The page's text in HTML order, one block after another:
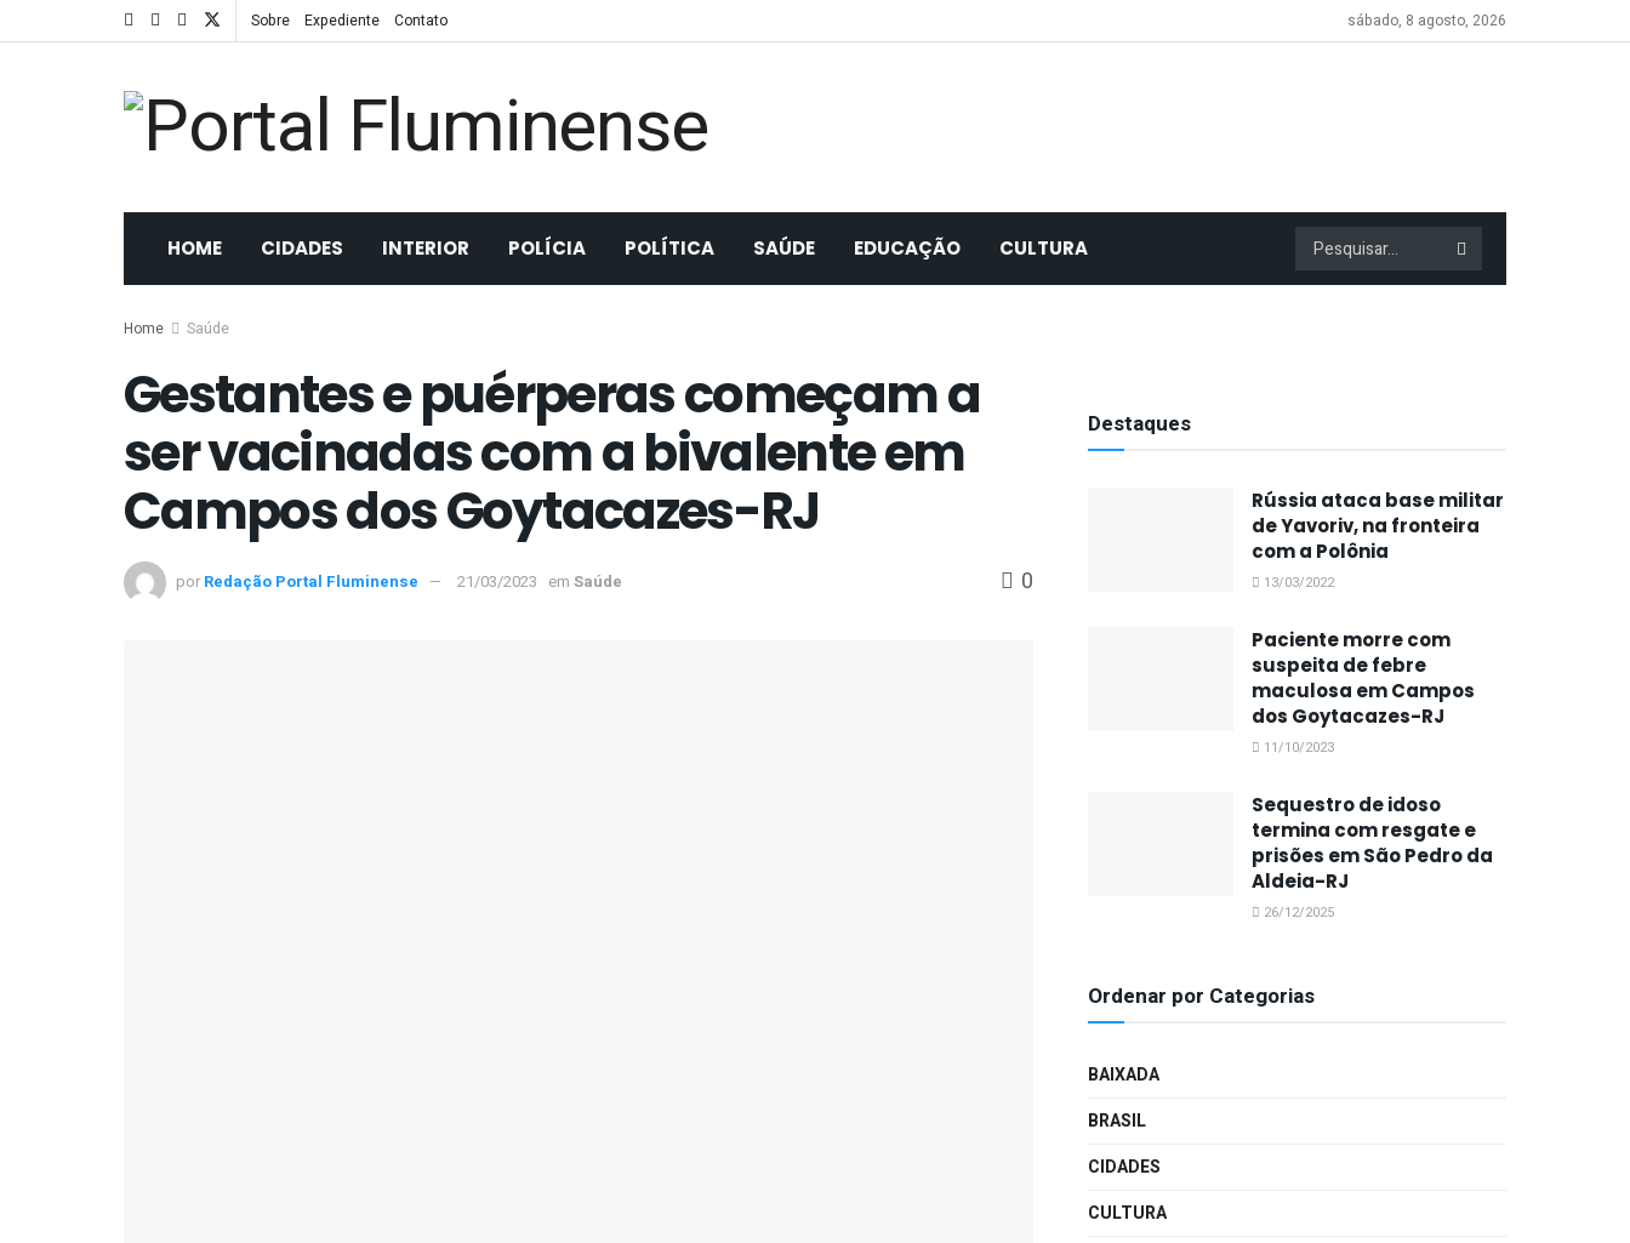
Sobre Expediente Contato sábado, 8 agosto, 2026
HOME CIDADES INTERIOR POLÍCIA POLÍTICA SAÚDE EDUCAÇÃO CULTURA
Home Saúde
Gestantes e puérperas começam a
ser vacinadas com a bivalente em
Campos dos Goytacazes-RJ
por Redação Portal Fluminense 21/03/2023 em Saúde 0
Destaques
Rússia ataca base militar
de Yavoriv, na fronteira
com a Polônia
13/03/2022
Paciente morre com
suspeita de febre
maculosa em Campos
dos Goytacazes-RJ
11/10/2023
Sequestro de idoso
termina com resgate e
prisões em São Pedro da
Aldeia-RJ
26/12/2025
Ordenar por Categorias
BAIXADA
BRASIL
CIDADES
CULTURA